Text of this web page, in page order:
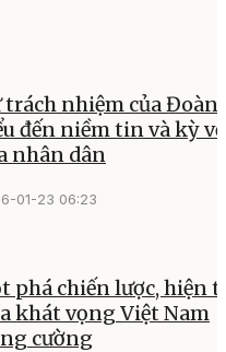
trách nhiệm của Đoàn
đến niềm tin và kỳ
nhân dân
01-23 06:23
phá chiến lược, hiện
khát vọng Việt Nam
cường